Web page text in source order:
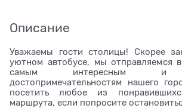
Описание
Уважаемы гости столицы! Скорее
уютном автобусе, мы отправляемся
самым интересным и
достопримечательностям нашего
посетить любое из
маршрута, если попросите